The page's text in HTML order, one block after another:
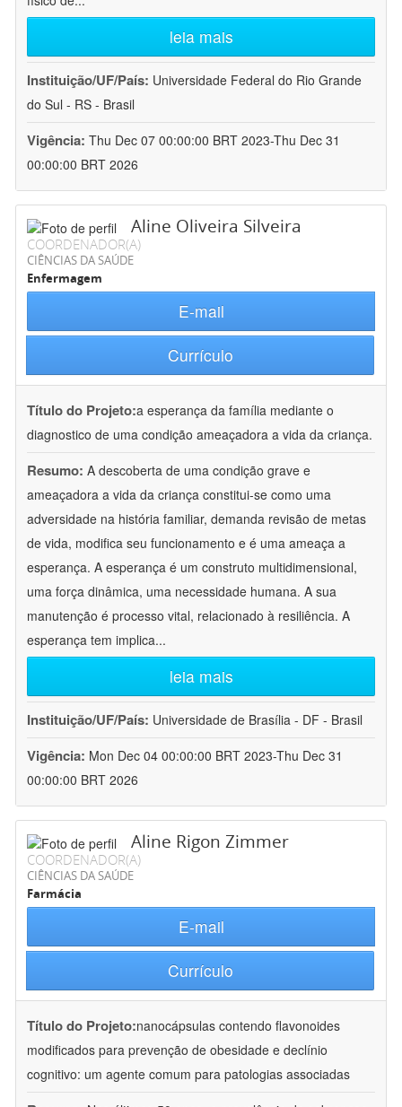
leia mais
Instituição/UF/País: Universidade Federal do Rio Grande
do Sul - RS - Brasil
Vigência: Thu Dec 07 00:00:00 BRT 2023-Thu Dec 31
00:00:00 BRT 2026
Aline Oliveira Silveira
COORDENADOR(A)
CIÊNCIAS DA SAÚDE
Enfermagem
E-mail
Currículo
Título do Projeto:a esperança da família mediante o
diagnostico de uma condição ameaçadora a vida da criança.
Resumo: A descoberta de uma condição grave e
ameaçadora a vida da criança constitui-se como uma
adversidade na história familiar, demanda revisão de metas
de vida, modifica seu funcionamento e é uma ameaça a
esperança. A esperança é um construto multidimensional,
uma força dinâmica, uma necessidade humana. A sua
manutenção é processo vital, relacionado à resiliência. A
esperança tem implica...
leia mais
Instituição/UF/País: Universidade de Brasília - DF - Brasil
Vigência: Mon Dec 04 00:00:00 BRT 2023-Thu Dec 31
00:00:00 BRT 2026
Aline Rigon Zimmer
COORDENADOR(A)
CIÊNCIAS DA SAÚDE
Farmácia
E-mail
Currículo
Título do Projeto:nanocápsulas contendo flavonoides
modificados para prevenção de obesidade e declínio
cognitivo: um agente comum para patologias associadas